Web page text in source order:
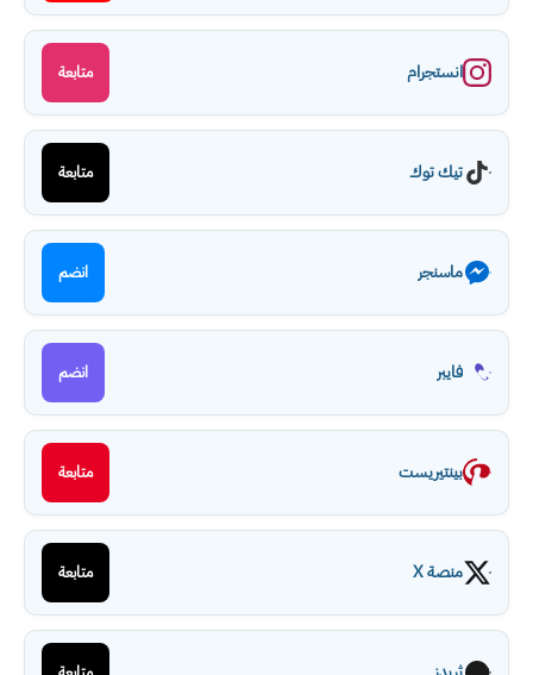
انستجرام متابعة
تيك توك متابعة
ماسنجر انضم
فايبر انضم
بينتيريست متابعة
منصة X متابعة